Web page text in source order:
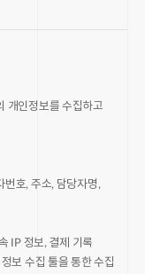
개인정보를 수집하고
번호, 주소, 담당자명,
IP 정보, 결제 기록
보 수집 툴을 통한 수집